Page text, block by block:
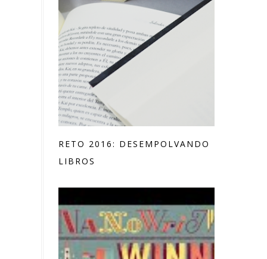
RETO 2016: DESEMPOLVANDO
LIBROS